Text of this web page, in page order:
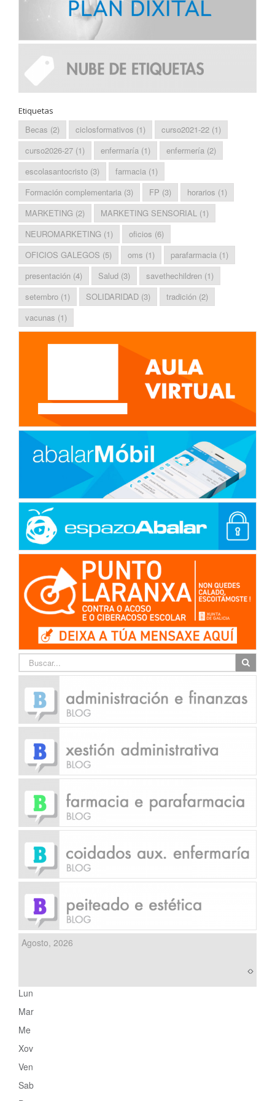
Etiquetas
Becas (2) ciclosformativos (1) curso2021-22 (1)
curso2026-27 (1) enfermaría (1) enfermería (2)
escolasantocristo (3) farmacia (1)
Formación complementaria (3) FP (3) horarios (1)
MARKETING (2) MARKETING SENSORIAL (1)
NEUROMARKETING (1) oficios (6)
OFICIOS GALEGOS (5) oms (1) parafarmacia (1)
presentación (4) Salud (3) savethechildren (1)
setembro (1) SOLIDARIDAD (3) tradición (2)
vacunas (1)
Agosto, 2026
Lun
Mar
Me
Xov
Ven
Sab